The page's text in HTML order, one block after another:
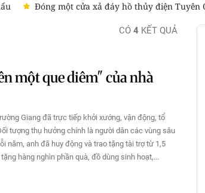
Đóng một cửa xả đáy hồ thủy điện Tuyên
CÓ 4 KẾT QUẢ
một que diêm" của nhà
Giang đã trực tiếp khởi xướng, vận động, tổ
tượng thụ hưởng chính là người dân các vùng sâu
năm, anh đã huy động và trao tặng tài trợ từ 1,5
hàng nghìn phần quà, đồ dùng sinh hoạt,...